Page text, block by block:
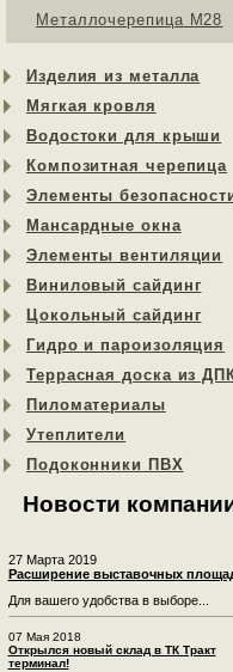
Металлочерепица М28
Изделия из металла
Мягкая кровля
Водостоки для крыши
Композитная черепица
Элементы
Мансардные окна
Элементы вентиляции
Виниловый сайдинг
Цокольный сайдинг
Гидро и пароизоляция
Террасная доска из
Пиломатериалы
Утеплители
Подоконники ПВХ
Новости
27 Марта 2019
Расширение выставочных
Для вашего удобства в выборе...
07 Мая 2018
Открылся новый склад в ТК Тракт
терминал!